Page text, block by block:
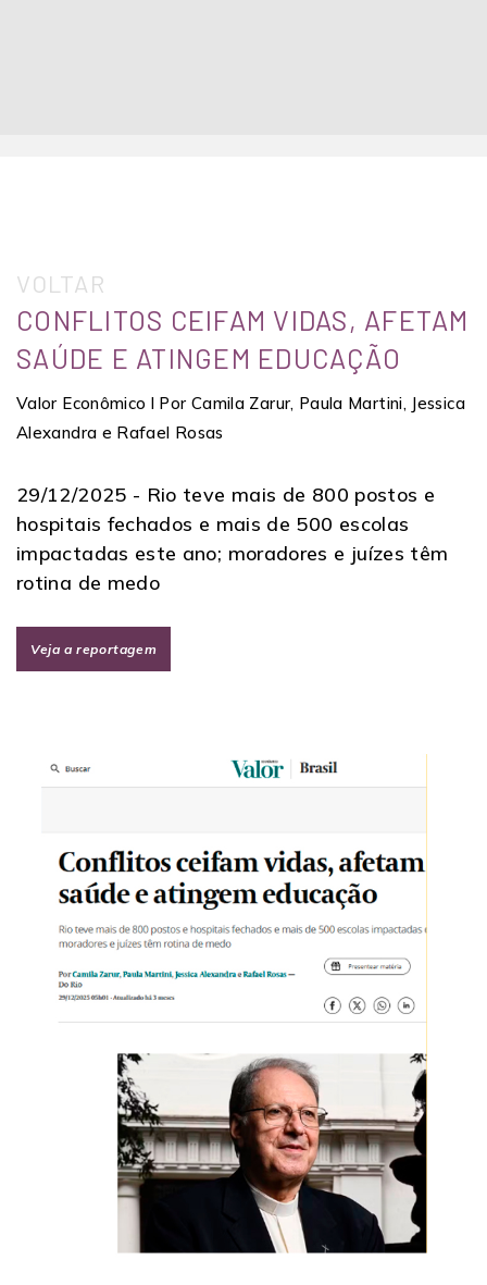
VOLTAR
CONFLITOS CEIFAM VIDAS, AFETAM
SAÚDE E ATINGEM EDUCAÇÃO
Valor Econômico l Por Camila Zarur, Paula Martini, Jessica
Alexandra e Rafael Rosas
29/12/2025 - Rio teve mais de 800 postos e
hospitais fechados e mais de 500 escolas
impactadas este ano; moradores e juízes têm
rotina de medo
Veja a reportagem